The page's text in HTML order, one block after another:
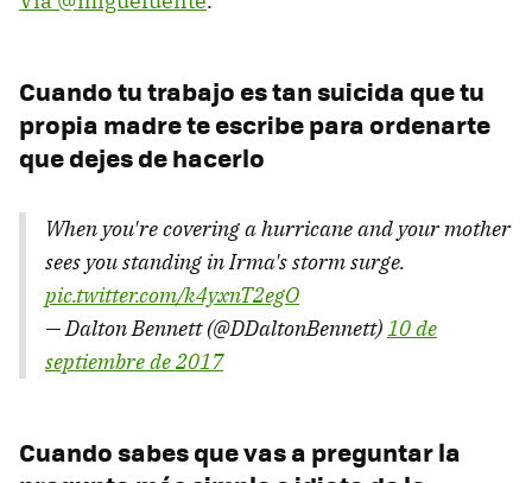
Cuando tu trabajo es tan suicida que tu
propia madre te escribe para ordenarte
que dejes de hacerlo
When you're covering a hurricane and your mother
sees you standing in Irma's storm surge.
pic.twitter.com/k4yxnT2egO
— Dalton Bennett (@DDaltonBennett)10 de
septiembre de 2017
Cuando sabes que vas a preguntar la